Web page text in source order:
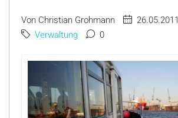
Von Christian Grohmann
26.05.2011
Verwaltung
0